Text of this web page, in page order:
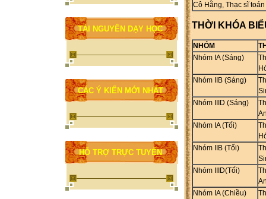
TÀI NGUYÊN DẠY HỌC
CÁC Ý KIẾN MỚI NHẤT
HỖ TRỢ TRỰC TUYẾN
Cô Hằng, Thạc sĩ
THỜI KHÓA
NHÓM
Nhóm IA (Sáng)
Nhóm IIB (Sáng)
Nhóm IIID (Sáng)
Nhóm IA (Tối)
Nhóm IIB (Tối)
Nhóm IIID(Tối)
Nhóm IA (Chiều)